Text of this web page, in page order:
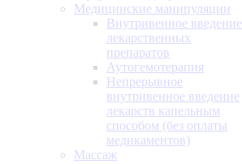
Медицинские манипуляции
Внутривенное введение
лекарственных
препаратов
Аутогемотерапия
Непрерывное
внутривенное введение
лекарств капельным
способом (без оплаты
медикаментов)
Массаж